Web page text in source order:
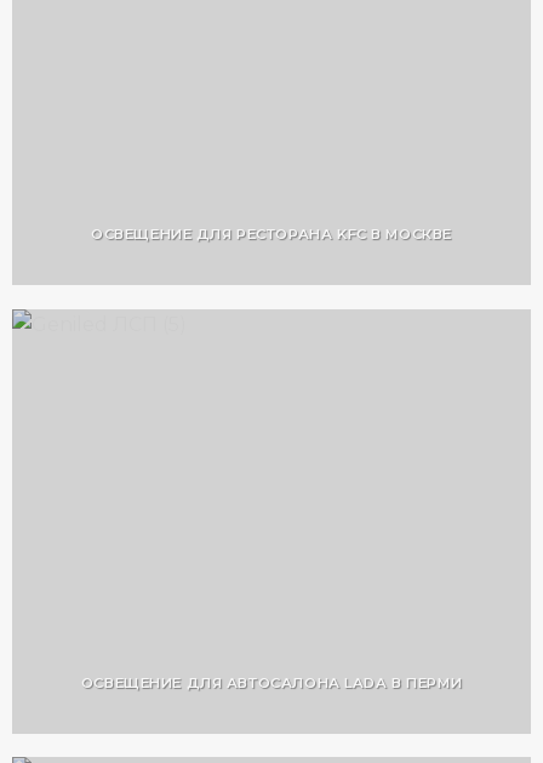
ОСВЕЩЕНИЕ ДЛЯ РЕСТОРАНА KFC В МОСКВЕ
ОСВЕЩЕНИЕ ДЛЯ АВТОСАЛОНА LADA В ПЕРМИ